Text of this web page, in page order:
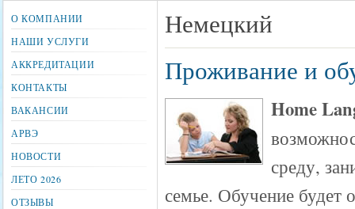
Немецкий
Проживание и
Home
среду,
семье. Обучение будет
О КОМПАНИИ
НАШИ УСЛУГИ
АККРЕДИТАЦИИ
КОНТАКТЫ
ВАКАНСИИ
АРВЭ
НОВОСТИ
ЛЕТО 2026
ОТЗЫВЫ